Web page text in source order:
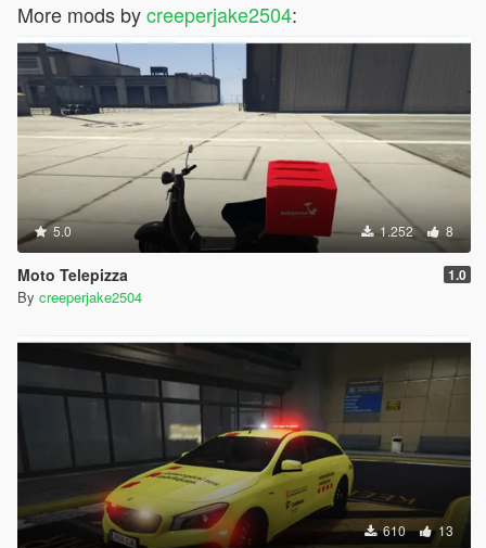
More mods bycreeperjake2504:
5.0 1.252 8
Moto Telepizza 1.0
By creeperjake2504
610 13